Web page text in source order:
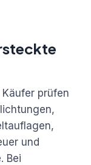
prüfen
und
Bei